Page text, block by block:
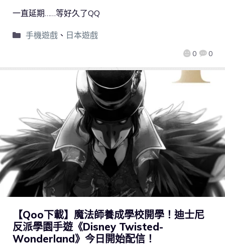
0 0
一直延期……等好久了QQ
手機遊戲、 日本遊戲
【Qoo下載】魔法師養成學校開學！迪士尼
反派學園手遊《Disney Twisted-
Wonderland》今日開始配信！